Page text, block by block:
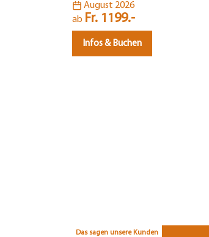
August 2026
ab Fr. 1199.-
Infos & Buchen
Das sagen unsere Kunden